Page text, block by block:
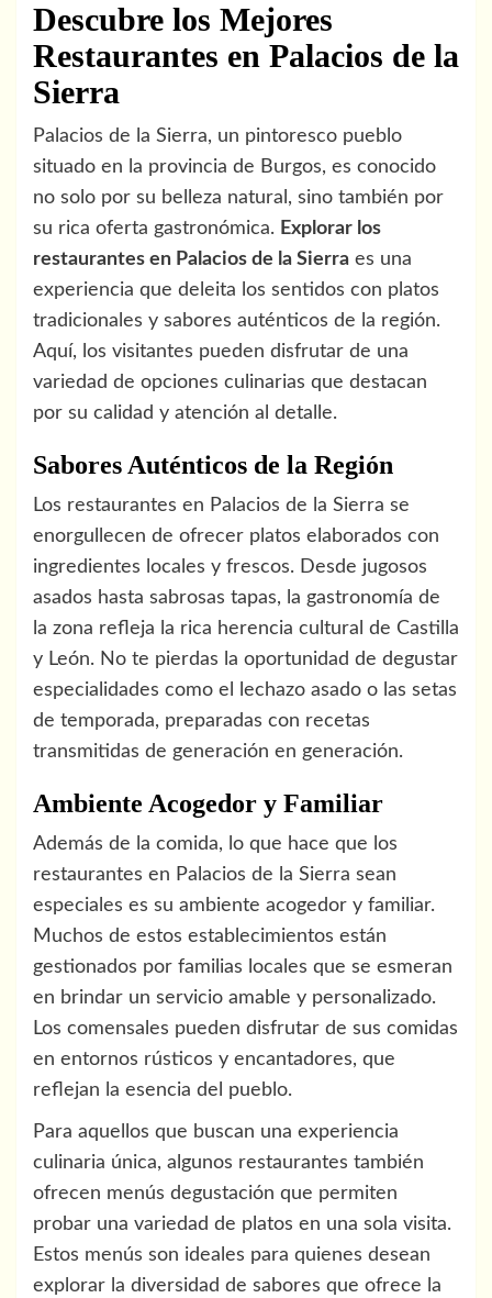
Descubre los Mejores
Restaurantes en Palacios de la
Sierra
Palacios de la Sierra, un pintoresco pueblo
situado en la provincia de Burgos, es conocido
no solo por su belleza natural, sino también por
su rica oferta gastronómica. Explorar los
restaurantes en Palacios de la Sierra es una
experiencia que deleita los sentidos con platos
tradicionales y sabores auténticos de la región.
Aquí, los visitantes pueden disfrutar de una
variedad de opciones culinarias que destacan
por su calidad y atención al detalle.
Sabores Auténticos de la Región
Los restaurantes en Palacios de la Sierra se
enorgullecen de ofrecer platos elaborados con
ingredientes locales y frescos. Desde jugosos
asados hasta sabrosas tapas, la gastronomía de
la zona refleja la rica herencia cultural de Castilla
y León. No te pierdas la oportunidad de degustar
especialidades como el lechazo asado o las setas
de temporada, preparadas con recetas
transmitidas de generación en generación.
Ambiente Acogedor y Familiar
Además de la comida, lo que hace que los
restaurantes en Palacios de la Sierra sean
especiales es su ambiente acogedor y familiar.
Muchos de estos establecimientos están
gestionados por familias locales que se esmeran
en brindar un servicio amable y personalizado.
Los comensales pueden disfrutar de sus comidas
en entornos rústicos y encantadores, que
reflejan la esencia del pueblo.
Para aquellos que buscan una experiencia
culinaria única, algunos restaurantes también
ofrecen menús degustación que permiten
probar una variedad de platos en una sola visita.
Estos menús son ideales para quienes desean
explorar la diversidad de sabores que ofrece la